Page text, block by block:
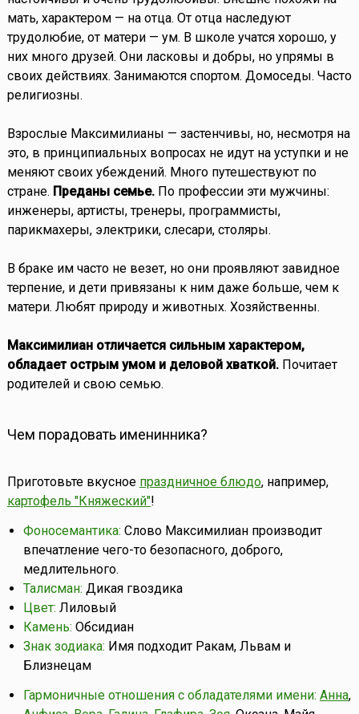
мать, характером — на отца. От отца наследуют
трудолюбие, от матери — ум. В школе учатся хорошо, у
них много друзей. Они ласковы и добры, но упрямы в
своих действиях. Занимаются спортом. Домоседы. Часто
религиозны.
Взрослые Максимилианы — застенчивы, но, несмотря на
это, в принципиальных вопросах не идут на уступки и не
меняют своих убеждений. Много путешествуют по
стране. Преданы семье.По профессии эти мужчины:
инженеры, артисты, тренеры, программисты,
парикмахеры, электрики, слесари, столяры.
В браке им часто не везет, но они проявляют завидное
терпение, и дети привязаны к ним даже больше, чем к
матери. Любят природу и животных. Хозяйственны.
Максимилиан отличается сильным характером,
обладает острым умом и деловой хваткой.Почитает
родителей и свою семью.
Чем порадовать именинника?
Приготовьте вкусное праздничное блюдо, например,
картофель "Княжеский"!
Фоносемантика: Слово Максимилиан производит
впечатление чего-то безопасного, доброго,
медлительного.
Талисман: Дикая гвоздика
Цвет: Лиловый
Камень: Обсидиан
Знак зодиака: Имя подходит Ракам, Львам и
Близнецам
Гармоничные отношения с обладателями имени: Анна,